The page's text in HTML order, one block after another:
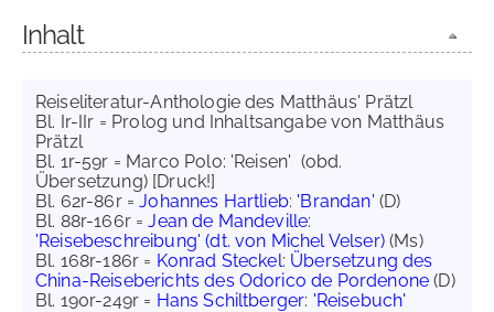
Inhalt
Reiseliteratur-Anthologie des Matthäus' Prätzl
Bl. Ir-IIr = Prolog und Inhaltsangabe von Matthäus
Prätzl
Bl. 1r-59r = Marco Polo: 'Reisen' (obd.
Übersetzung) [Druck!]
Bl. 62r-86r =Johannes Hartlieb: 'Brandan' (D)
Bl. 88r-166r =Jean de Mandeville:
'Reisebeschreibung' (dt. von Michel Velser)(Ms)
Bl. 168r-186r = Konrad Steckel: Übersetzung des
China-Reiseberichts des Odorico de Pordenone (D)
Bl. 190r-249r = Hans Schiltberger: 'Reisebuch'